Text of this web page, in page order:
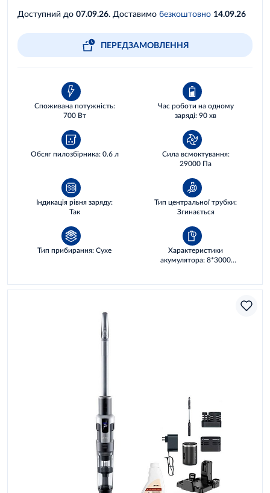
Доступний до 07.09.26. Доставимо безкоштовно 14.09.26
ПЕРЕДЗАМОВЛЕННЯ
Споживана потужність:
700 Вт
Час роботи на одному
заряді: 90 хв
Обсяг пилозбірника: 0.6 л
Сила всмоктування:
29000 Па
Індикація рівня заряду:
Так
Тип центральної трубки:
Згинається
Тип прибирання: Сухе
Характеристики
акумулятора: 8*3000